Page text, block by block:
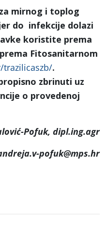
mirnog i toplog
do infekcije dolazi
koristite prema
Fitosanitarnom
.
zbrinuti uz
o provedenoj
Pofuk, dipl.ing.agr
pofuk@mps.hr